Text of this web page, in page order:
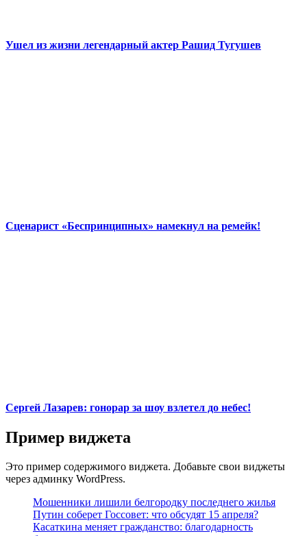
Ушел из жизни легендарный актер Рашид Тугушев
Сценарист «Беспринципных» намекнул на ремейк!
Сергей Лазарев: гонорар за шоу взлетел до небес!
Пример виджета
Это пример содержимого виджета. Добавьте свои виджеты
через админку WordPress.
Мошенники лишили белгородку последнего жилья
Путин соберет Госсовет: что обсудят 15 апреля?
Касаткина меняет гражданство: благодарность